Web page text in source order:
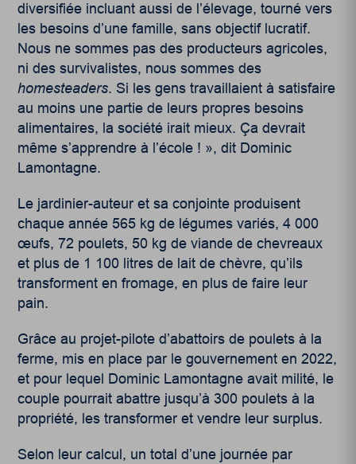
diversifiée incluant aussi de l’élevage, tourné vers
les besoins d’une famille, sans objectif lucratif.
Nous ne sommes pas des producteurs agricoles,
ni des survivalistes, nous sommes des
homesteaders. Si les gens travaillaient à satisfaire
au moins une partie de leurs propres besoins
alimentaires, la société irait mieux. Ça devrait
même s’apprendre à l’école ! », dit Dominic
Lamontagne.
Le jardinier-auteur et sa conjointe produisent
chaque année 565 kg de légumes variés, 4 000
œufs, 72 poulets, 50 kg de viande de chevreaux
et plus de 1 100 litres de lait de chèvre, qu’ils
transforment en fromage, en plus de faire leur
pain.
Grâce au projet-pilote d’abattoirs de poulets à la
ferme, mis en place par le gouvernement en 2022,
et pour lequel Dominic Lamontagne avait milité, le
couple pourrait abattre jusqu’à 300 poulets à la
propriété, les transformer et vendre leur surplus.
Selon leur calcul, un total d’une journée par